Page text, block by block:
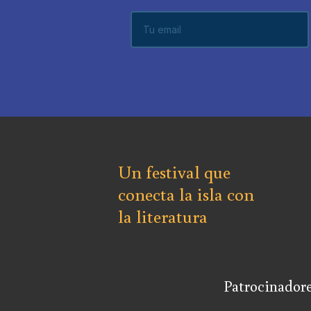
Un festival que
conecta la isla con
la literatura